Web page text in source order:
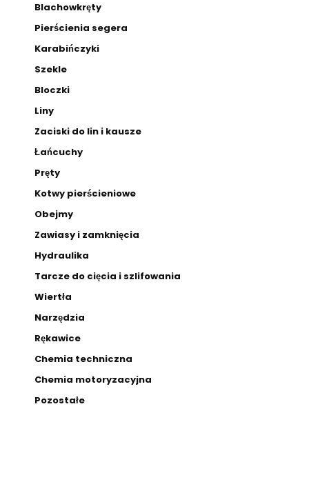
Blachowkręty
Pierścienia segera
Karabińczyki
Szekle
Bloczki
Liny
Zaciski do lin i kausze
Łańcuchy
Pręty
Kotwy pierścieniowe
Obejmy
Zawiasy i zamknięcia
Hydraulika
Tarcze do cięcia i szlifowania
Wiertła
Narzędzia
Rękawice
Chemia techniczna
Chemia motoryzacyjna
Pozostałe